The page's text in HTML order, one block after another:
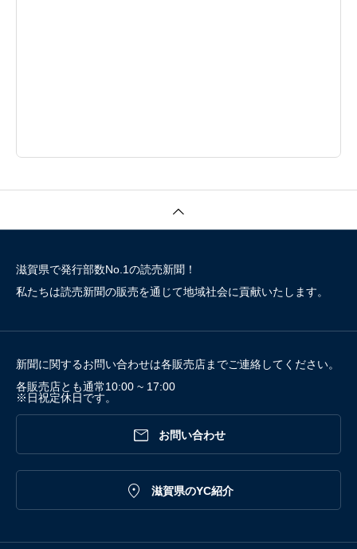
滋賀県で発行部数No.1の読売新聞！
私たちは読売新聞の販売を通じて地域社会に貢献いたします。
新聞に関するお問い合わせは各販売店までご連絡してください。
各販売店とも通常10:00 ~ 17:00
※日祝定休日です。
 お問い合わせ
 滋賀県のYC紹介